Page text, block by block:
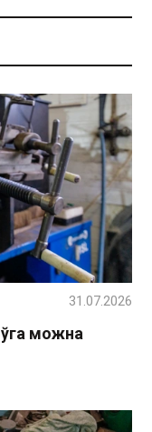
можна
31.07.2026